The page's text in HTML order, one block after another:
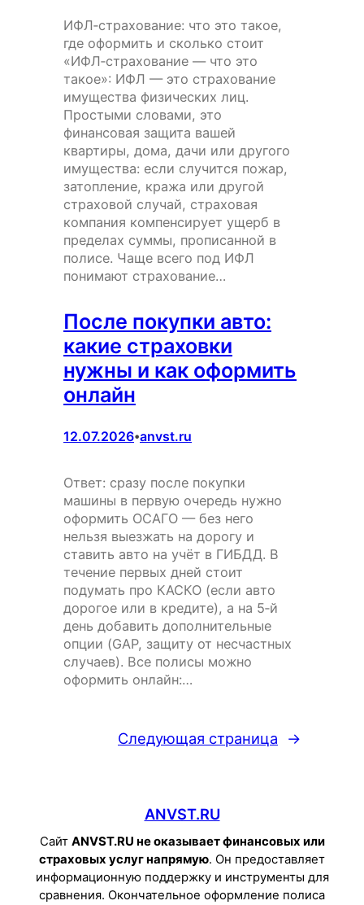
ИФЛ‑страхование: что это такое,
где оформить и сколько стоит
«ИФЛ‑страхование — что это
такое»: ИФЛ — это страхование
имущества физических лиц.
Простыми словами, это
финансовая защита вашей
квартиры, дома, дачи или другого
имущества: если случится пожар,
затопление, кража или другой
страховой случай, страховая
компания компенсирует ущерб в
пределах суммы, прописанной в
полисе. Чаще всего под ИФЛ
понимают страхование…
После покупки авто:
какие страховки
нужны и как оформить
онлайн
12.07.2026•anvst.ru
Ответ: сразу после покупки
машины в первую очередь нужно
оформить ОСАГО — без него
нельзя выезжать на дорогу и
ставить авто на учёт в ГИБДД. В
течение первых дней стоит
подумать про КАСКО (если авто
дорогое или в кредите), а на 5‑й
день добавить дополнительные
опции (GAP, защиту от несчастных
случаев). Все полисы можно
оформить онлайн:…
Следующая страница →
ANVST.RU
Сайт ANVST.RU не оказывает финансовых или
страховых услуг напрямую. Он предоставляет
информационную поддержку и инструменты для
сравнения. Окончательное оформление полиса